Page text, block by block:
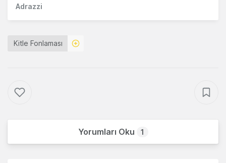
Adrazzi
Kitle Fonlaması
Yorumları Oku 1